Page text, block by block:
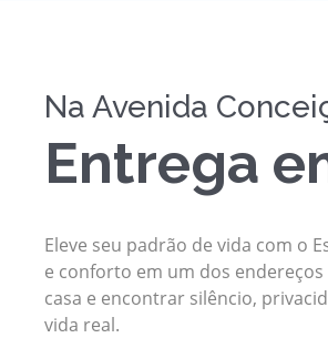
Na Avenida
Entrega
Eleve seu padrão de vida com o
e conforto em um dos
casa e encontrar silêncio,
vida real.